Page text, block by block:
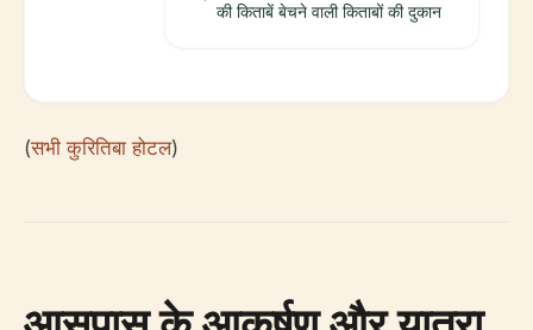
की किताबें बेचने वाली किताबों की दुकान
(सभी कुरितिबा होटल)